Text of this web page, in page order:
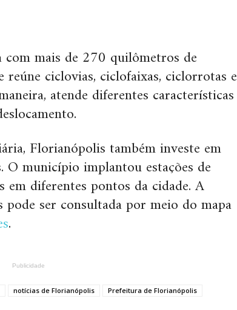
mais de 270 quilômetros de
ciclovias, ciclofaixas, ciclorrotas e
atende diferentes características
Florianópolis também investe em
município implantou estações de
em diferentes pontos da cidade. A
pode ser consultada por meio do mapa
.
Publicidade
notícias de Florianópolis Prefeitura de Florianópolis